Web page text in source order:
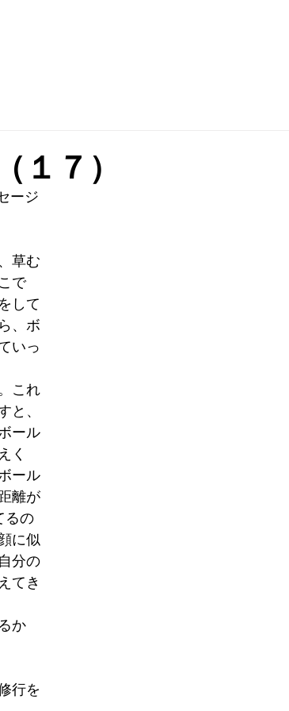
１７）
ージ
草む
で
して
、ボ
いっ
これ
と、
ール
く
ール
離が
るの
に似
分の
てき
か
行を